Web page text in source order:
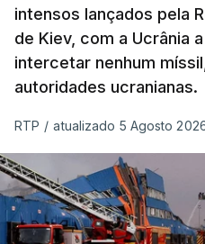
intensos lançados pela
de Kiev, com a Ucrânia
intercetar nenhum
autoridades ucranianas.
RTP / atualizado 5 Agosto